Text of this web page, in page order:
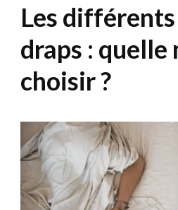
Les
draps : quelle
choisir ?